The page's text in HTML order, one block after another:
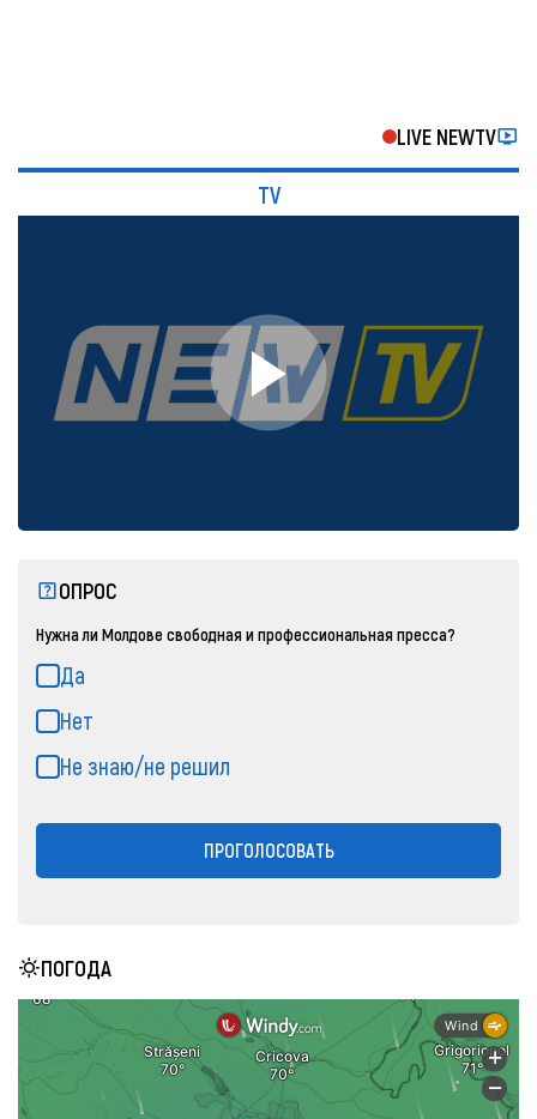
LIVE NEWTV
TV
ОПРОС
Нужна ли Молдове свободная и профессиональная пресса?
Да
Нет
Не знаю/не решил
ПРОГОЛОСОВАТЬ
ПОГОДА